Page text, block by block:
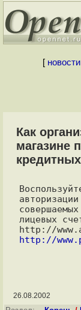
[ новости
Как
магазине
лицевых
http://
26.08.2002